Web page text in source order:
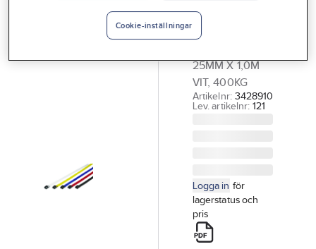
Spännband
FASTY
25MM X 1,0M
VIT, 400KG
Artikelnr: 3428910
Lev. artikelnr: 121
Logga in för
lagerstatus och
pris
Cookie-inställningar